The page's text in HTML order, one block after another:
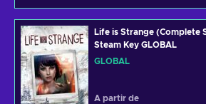
Life is Strange (Complete
Steam Key GLOBAL
GLOBAL
A partir de